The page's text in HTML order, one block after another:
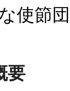
使節
要